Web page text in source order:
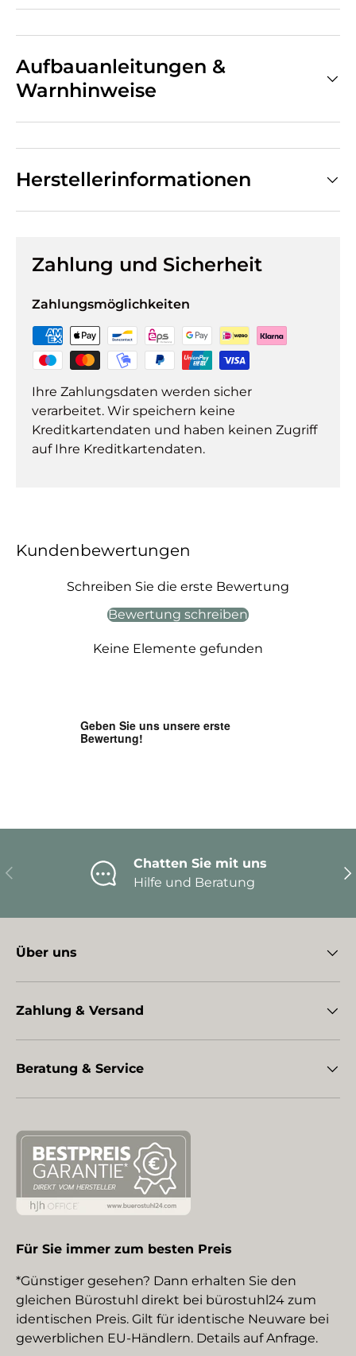
Aufbauanleitungen &
Warnhinweise
Herstellerinformationen
Zahlung und Sicherheit
Zahlungsmöglichkeiten
Ihre Zahlungsdaten werden sicher
verarbeitet. Wir speichern keine
Kreditkartendaten und haben keinen Zugriff
auf Ihre Kreditkartendaten.
Kundenbewertungen
Schreiben Sie die erste Bewertung
Bewertung schreiben
Keine Elemente gefunden
Vorherige
Chatten Sie mit uns
Hilfe und Beratung
Über uns
Zahlung & Versand
Beratung & Service
Für Sie immer zum besten Preis
*Günstiger gesehen? Dann erhalten Sie den
gleichen Bürostuhl direkt bei bürostuhl24 zum
identischen Preis. Gilt für identische Neuware bei
gewerblichen EU-Händlern. Details auf Anfrage.